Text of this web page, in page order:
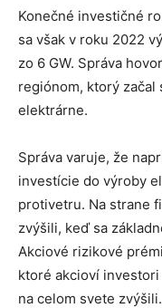
Konečné investičné
sa však v roku 2022
zo 6 GW. Správa
regiónom, ktorý začal
elektrárne.
Správa varuje, že
investície do výroby
protivetru. Na strane
zvýšili, keď sa
Akciové rizikové
ktoré akcioví
na celom svete zvýšili.